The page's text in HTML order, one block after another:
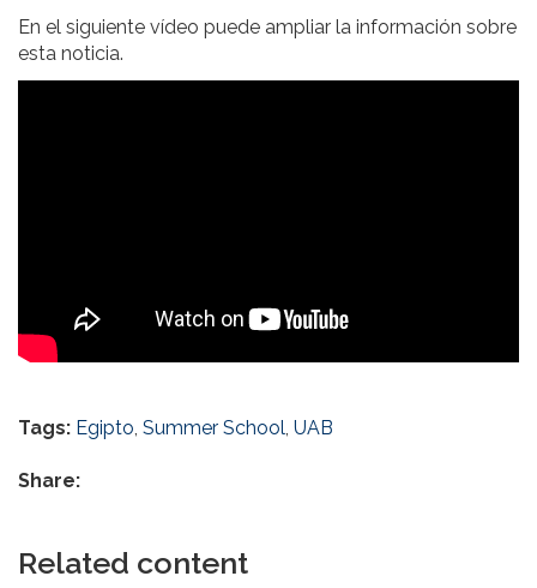
En el siguiente vídeo puede ampliar la información sobre
esta noticia.
Tags: Egipto Summer School UAB
Share:
Related content